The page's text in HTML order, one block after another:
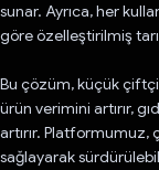
sunar. Ayrıca, her
göre özelleştirilmiş
Bu çözüm, küçük
ürün verimini artırır,
artırır. Platformumuz,
sağlayarak